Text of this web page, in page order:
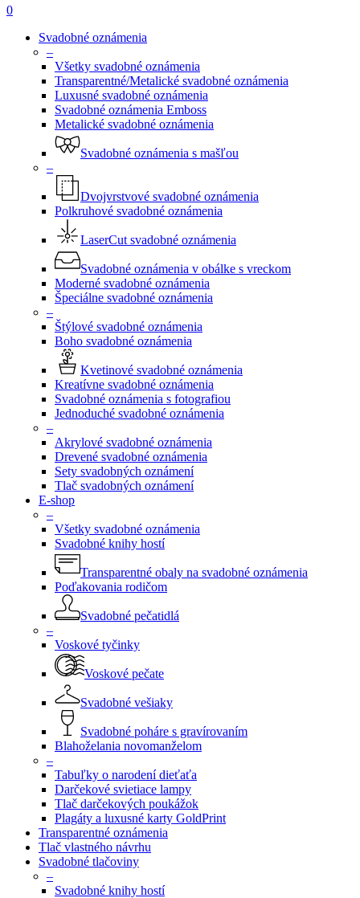
0
Svadobné oznámenia
–
Všetky svadobné oznámenia
Transparentné/Metalické svadobné oznámenia
Luxusné svadobné oznámenia
Svadobné oznámenia Emboss
Metalické svadobné oznámenia
Svadobné oznámenia s mašľou
–
Dvojvrstvové svadobné oznámenia
Polkruhové svadobné oznámenia
LaserCut svadobné oznámenia
Svadobné oznámenia v obálke s vreckom
Moderné svadobné oznámenia
Špeciálne svadobné oznámenia
–
Štýlové svadobné oznámenia
Boho svadobné oznámenia
Kvetinové svadobné oznámenia
Kreatívne svadobné oznámenia
Svadobné oznámenia s fotografiou
Jednoduché svadobné oznámenia
–
Akrylové svadobné oznámenia
Drevené svadobné oznámenia
Sety svadobných oznámení
Tlač svadobných oznámení
E-shop
–
Všetky svadobné oznámenia
Svadobné knihy hostí
Transparentné obaly na svadobné oznámenia
Poďakovania rodičom
Svadobné pečatidlá
–
Voskové tyčinky
Voskové pečate
Svadobné vešiaky
Svadobné poháre s gravírovaním
Blahoželania novomanželom
–
Tabuľky o narodení dieťaťa
Darčekové svietiace lampy
Tlač darčekových poukážok
Plagáty a luxusné karty GoldPrint
Transparentné oznámenia
Tlač vlastného návrhu
Svadobné tlačoviny
–
Svadobné knihy hostí